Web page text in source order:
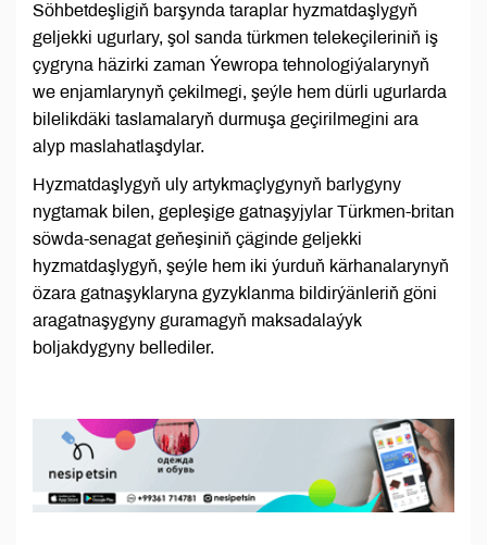
Söhbetdeşligiň barşynda taraplar hyzmatdaşlygyň
geljekki ugurlary, şol sanda türkmen telekeçileriniň iş
çygryna häzirki zaman Ýewropa tehnologiýalarynyň
we enjamlarynyň çekilmegi, şeýle hem dürli ugurlarda
bilelikdäki taslamalaryň durmuşa geçirilmegini ara
alyp maslahatlaşdylar.
Hyzmatdaşlygyň uly artykmaçlygynyň barlygyny
nygtamak bilen, gepleşige gatnaşyjylar Türkmen-britan
söwda-senagat geňeşiniň çäginde geljekki
hyzmatdaşlygyň, şeýle hem iki ýurduň kärhanalarynyň
özara gatnaşyklaryna gyzyklanma bildirýänleriň göni
aragatnaşygyny guramagyň maksadalaýyk
boljakdygyny bellediler.